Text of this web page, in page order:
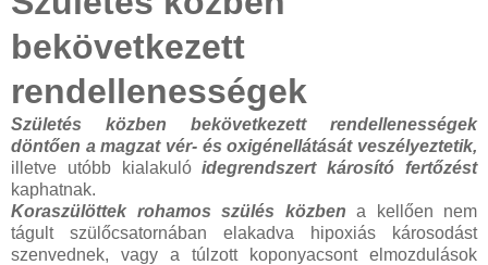
bekövetkezett
rendellenességek
Születés közben bekövetkezett rendellenességek
döntően a magzat vér- és oxigénellátását veszélyeztetik,
illetve utóbb kialakulóidegrendszert károsító fertőzést
kaphatnak.
Koraszülöttek rohamos szülés közben a kellően nem
tágult szülőcsatornában elakadva hipoxiás károsodást
szenvednek, vagy a túlzott koponyacsont elmozdulások